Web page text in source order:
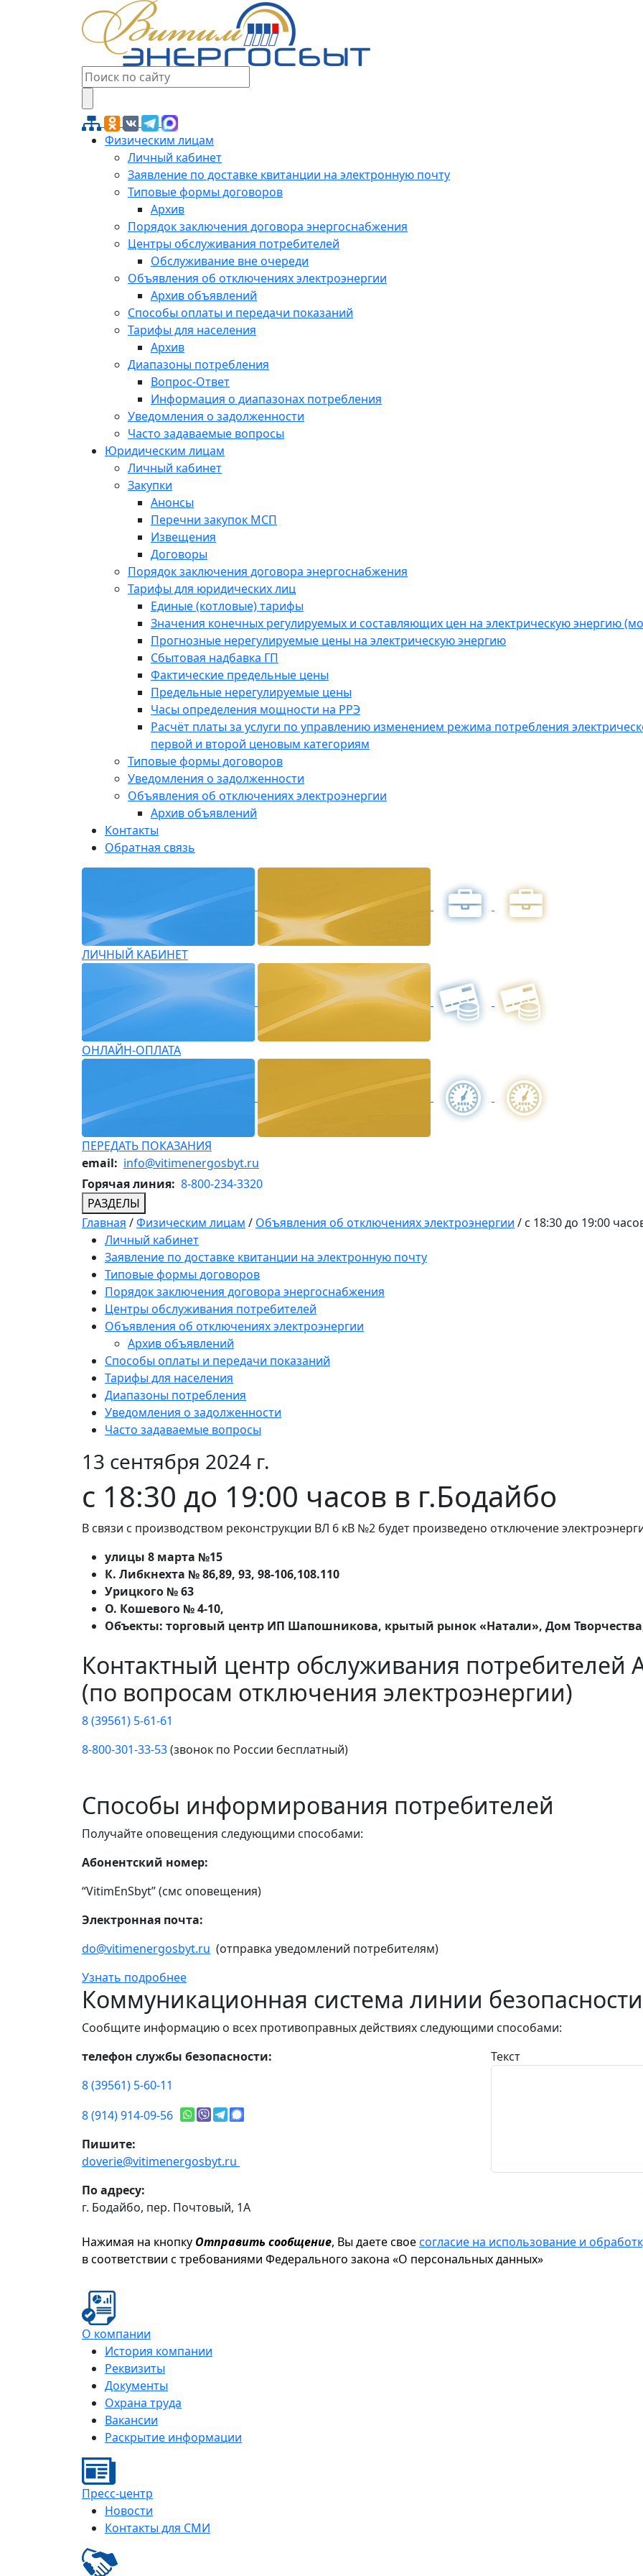
Физическим лицам
Личный кабинет
Заявление по доставке квитанции на электронную почту
Типовые формы договоров
Архив
Порядок заключения договора энергоснабжения
Центры обслуживания потребителей
Обслуживание вне очереди
Объявления об отключениях электроэнергии
Архив объявлений
Способы оплаты и передачи показаний
Тарифы для населения
Архив
Диапазоны потребления
Вопрос-Ответ
Информация о диапазонах потребления
Уведомления о задолженности
Часто задаваемые вопросы
Юридическим лицам
Личный кабинет
Закупки
Анонсы
Перечни закупок МСП
Извещения
Договоры
Порядок заключения договора энергоснабжения
Тарифы для юридических лиц
Единые (котловые) тарифы
Значения конечных регулируемых и составляющих цен на электрическую энергию
Прогнозные нерегулируемые цены на электрическую энергию
Сбытовая надбавка ГП
Фактические предельные цены
Предельные нерегулируемые цены
Часы определения мощности на РРЭ
Расчёт платы за услуги по управлению изменением режима потребления
первой и второй ценовым категориям
Типовые формы договоров
Уведомления о задолженности
Объявления об отключениях электроэнергии
Архив объявлений
Контакты
Обратная связь
ЛИЧНЫЙ КАБИНЕТ
ОНЛАЙН-ОПЛАТА
ПЕРЕДАТЬ ПОКАЗАНИЯ
email: info@vitimenergosbyt.ru
Горячая линия: 8-800-234-3320
РАЗДЕЛЫ
Главная /Физическим лицам / Объявления об отключениях электроэнергии / с 18:30 до 19:00
Личный кабинет
Заявление по доставке квитанции на электронную почту
Типовые формы договоров
Порядок заключения договора энергоснабжения
Центры обслуживания потребителей
Объявления об отключениях электроэнергии
Архив объявлений
Способы оплаты и передачи показаний
Тарифы для населения
Диапазоны потребления
Уведомления о задолженности
Часто задаваемые вопросы
13 сентября 2024 г.
с 18:30 до 19:00 часов в г.Бодайбо
В связи с производством реконструкции ВЛ 6 кВ №2 будет произведено отключение
улицы 8 марта №15
К. Либкнехта № 86,89, 93, 98-106,108.110
Урицкого № 63
О. Кошевого № 4-10,
Объекты: торговый центр ИП Шапошникова, крытый рынок «Натали», Дом
Контактный центр обслуживания потребителей
(по вопросам отключения электроэнергии)
8 (39561) 5-61-61
8-800-301-33-53(звонок по России бесплатный)
Способы информирования потребителей
Получайте оповещения следующими способами:
Абонентский номер:
“VitimEnSbyt” (смс оповещения)
Электронная почта:
do@vitimenergosbyt.ru (отправка уведомлений потребителям)
Узнать подробнее
Коммуникационная система линии безопасности
Сообщите информацию о всех противоправных действиях следующими способами:
телефон службы безопасности:
8 (39561) 5-60-11
8 (914) 914-09-56
Пишите:
doverie@vitimenergosbyt.ru
По адресу:
г. Бодайбо, пер. Почтовый, 1А
Текст
Нажимая на кнопку Отправить сообщение, Вы даете своесогласие на использование и
в соответствии с требованиями Федерального закона «О персональных данных»
О компании
История компании
Реквизиты
Документы
Охрана труда
Вакансии
Раскрытие информации
Пресс-центр
Новости
Контакты для СМИ